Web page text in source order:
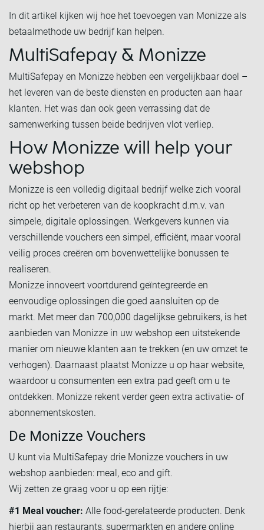
In dit artikel kijken wij hoe het toevoegen van Monizze als
betaalmethode uw bedrijf kan helpen.
MultiSafepay & Monizze
MultiSafepay en Monizze hebben een vergelijkbaar doel –
het leveren van de beste diensten en producten aan haar
klanten. Het was dan ook geen verrassing dat de
samenwerking tussen beide bedrijven vlot verliep.
How Monizze will help your
webshop
Monizze is een volledig digitaal bedrijf welke zich vooral
richt op het verbeteren van de koopkracht d.m.v. van
simpele, digitale oplossingen. Werkgevers kunnen via
verschillende vouchers een simpel, efficiënt, maar vooral
veilig proces creëren om bovenwettelijke bonussen te
realiseren.
Monizze innoveert voortdurend geïntegreerde en
eenvoudige oplossingen die goed aansluiten op de
markt. Met meer dan 700,000 dagelijkse gebruikers, is het
aanbieden van Monizze in uw webshop een uitstekende
manier om nieuwe klanten aan te trekken (en uw omzet te
verhogen). Daarnaast plaatst Monizze u op haar website,
waardoor u consumenten een extra pad geeft om u te
ontdekken. Monizze rekent verder geen extra activatie- of
abonnementskosten.
De Monizze Vouchers
U kunt via MultiSafepay drie Monizze vouchers in uw
webshop aanbieden: meal, eco and gift.
Wij zetten ze graag voor u op een rijtje:
#1 Meal voucher: Alle food-gerelateerde producten. Denk
hierbij aan restaurants, supermarkten en andere online